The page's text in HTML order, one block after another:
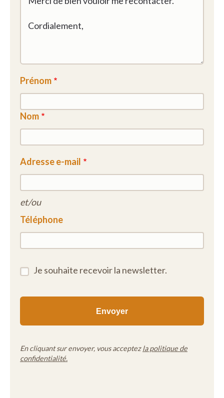
Prénom
Nom
Adresse e-mail
et/ou
Téléphone
Je souhaite recevoir la newsletter.
En cliquant sur envoyer, vous acceptezla politique de
confidentialité.